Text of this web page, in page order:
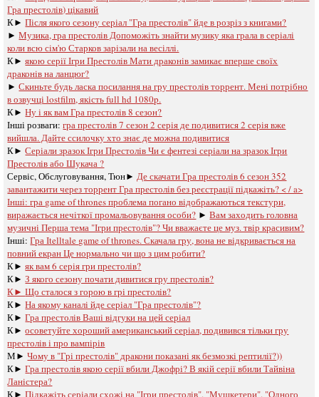
Гра престолів) цікавий
К►Після якого сезону серіал "Гра престолів" йде в розріз з книгами?
►Музика, гра престолів Допоможіть знайти музику яка грала в серіалі
коли всю сім'ю Старков зарізали на весіллі.
К►якою серії Ігри Престолів Мати драконів замикає вперше своїх
драконів на ланцюг?
►Скиньте будь ласка посилання на гру престолів торрент. Мені потрібно
в озвучці lostfilm, якість full hd 1080p.
К►Ну і як вам Гра престолів 8 сезон?
Інші розваги: ​​гра престолів 7 сезон 2 серія де подивитися 2 серія вже
вийшла. Дайте ссилочку хто знає де можна подивитися
К►Серіали зразок Ігри Престолів Чи є фентезі серіали на зразок Ігри
Престолів або Шукача ?
Сервіс, Обслуговування, Тюн► Де скачати Гра престолів 6 сезон 352
завантажити через торрент Гра престолів без реєстрації підкажіть? < / a>
Інші:гра game of thrones проблема погано відображаються текстури,
виражається нечіткої промальовування особи? ►Вам заходить головна
музичні Перша тема "Ігри престолів"? Чи вважаєте це муз. твір красивим?
Інші:Гра Іtelltale game of thrones. Скачала гру, вона не відкривається на
повний екран Це нормально чи що з цим робити?
К►як вам 6 серія гри престолів?
К►З якого сезону почати дивитися гру престолів?
К►Що сталося з горою в грі престолів?
К►На якому каналі йде серіал "Гра престолів"?
К►Гра престолів Ваші відгуки на цей серіал
К►осоветуйте хороший американський серіал, подивився тільки гру
престолів і про вампірів
М►Чому в "Грі престолів" дракони показані як безмозкі рептилії?))
К►Гра престолів якою серії вбили Джофрі? В якій серії вбили Тайвіна
Ланістера?
К►Підкажіть серіали схожі на "Ігри престолів", "Мушкетери", "Одного